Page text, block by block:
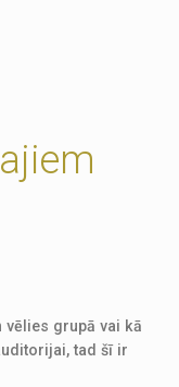
grupā vai kā
tad šī ir